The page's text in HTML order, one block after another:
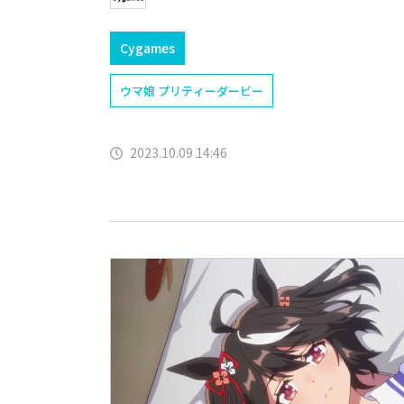
Cygames
ウマ娘 プリティーダービー
2023.10.09 14:46